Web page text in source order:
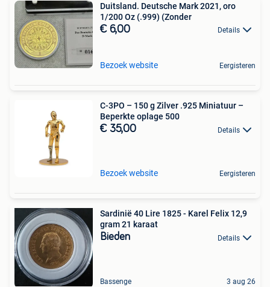
Duitsland. Deutsche Mark 2021, oro
1/200 Oz (.999) (Zonder
€ 6,00 Details
Bezoek website Eergisteren
C-3PO – 150 g Zilver .925 Miniatuur –
Beperkte oplage 500
€ 35,00 Details
Bezoek website Eergisteren
Sardinië 40 Lire 1825 - Karel Felix 12,9
gram 21 karaat
Bieden Details
Bassenge 3 aug 26